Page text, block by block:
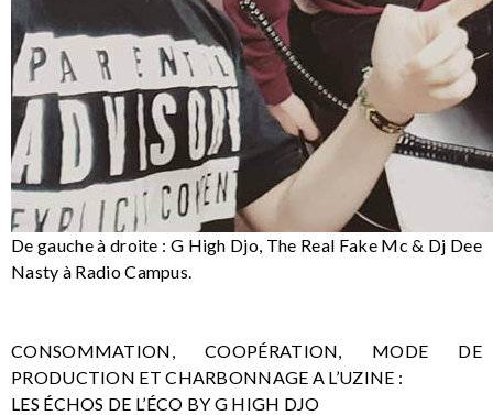
De gauche à droite : G High Djo, The Real Fake Mc & Dj Dee
Nasty à Radio Campus.
CONSOMMATION, COOPÉRATION, MODE DE
PRODUCTION ET CHARBONNAGE A L’UZINE :
LES ÉCHOS DE L’ÉCO BY G HIGH DJO